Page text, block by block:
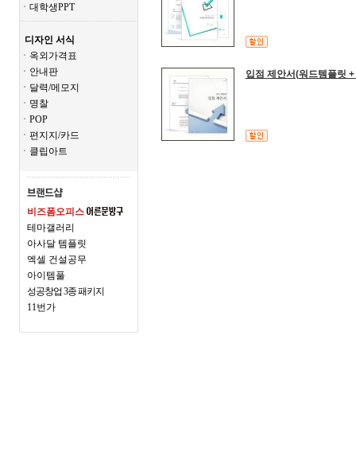
ㆍ대학생PPT
디자인 서식
ㆍ옥외가격표
ㆍ안내판
ㆍ달력/메모지
ㆍ명찰
ㆍPOP
ㆍ편지지/카드
ㆍ클립아트
비즈폼오피스
테마갤러리
아사달 템플릿
엑셀 건설공무
아이템풀
성공창업 3종 패키지
11번가
입점 제안서(워드템플릿